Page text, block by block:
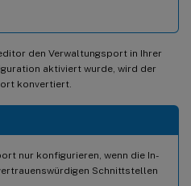
den Verwaltungsport in Ihrer
aktiviert wurde, wird der
konvertiert.
nur konfigurieren, wenn die In-
Schnittstellen